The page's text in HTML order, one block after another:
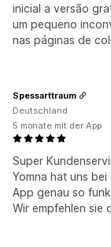
inicial a versão
um pequeno
nas páginas de
Super
Yomna hat uns
App genau so
Wir empfehlen sie
Spessarttraum
Deutschland
5 monate mit der App